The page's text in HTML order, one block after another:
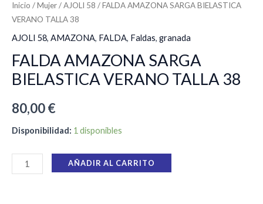
Inicio /Mujer/AJOLI 58 / FALDA AMAZONA SARGA BIELASTICA
VERANO TALLA 38
AJOLI 58, AMAZONA, FALDA, Faldas, granada
FALDA AMAZONA SARGA
BIELASTICA VERANO TALLA 38
80,00€
Disponibilidad: 1 disponibles
AÑADIR AL CARRITO